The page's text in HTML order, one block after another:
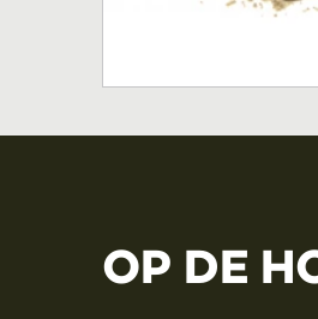
OP DE